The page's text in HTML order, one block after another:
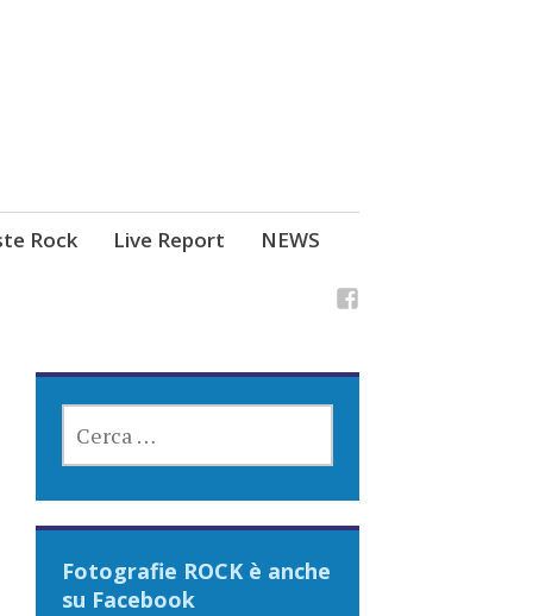
Rock Live Report NEWS
PER:
Fotografie ROCK è anche
su Facebook